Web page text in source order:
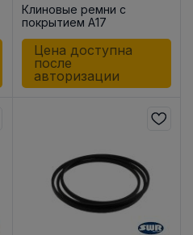
Клиновые ремни с
покрытием A17
Цена доступна
после
авторизации